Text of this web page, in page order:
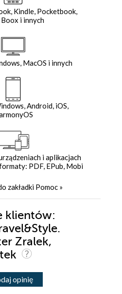
Kindle, Pocketbook,
i innych
MacOS i innych
Android, iOS,
i aplikacjach
PDF, EPub, Mobi
zakładki Pomoc »
klientów:
Zralek,
opinię